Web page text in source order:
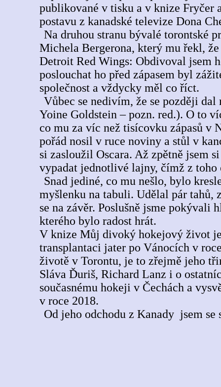
publikované v tisku a v knize Fryčer
postavu z kanadské televize Dona
Na druhou stranu bývalé torontské
Michela Bergerona, který mu řekl,
Detroit Red Wings: Obdivoval jsem
poslouchat ho před zápasem byl
společnost a vždycky měl co říct.
Vůbec se nedivím, že se později
Yoine Goldstein – pozn. red.). O to
co mu za víc než tisícovku zápasů v
pořád nosil v ruce noviny a stůl v
si zasloužil Oscara. Až zpětně jsem
vypadat jednotlivé lajny, čímž z
Snad jediné, co mu nešlo, bylo
myšlenku na tabuli. Udělal pár tahů,
se na závěr. Poslušně jsme
kterého bylo radost hrát.
V knize Můj divoký hokejový život
transplantaci jater po Vánocích v
životě v Torontu, je to zřejmě jeho
Sláva Ďuriš, Richard Lanz i o
současnému hokeji v Čechách a
v roce 2018.
Od jeho odchodu z Kanady jsem